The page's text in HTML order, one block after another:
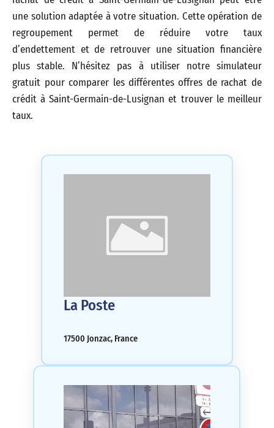
une solution adaptée à votre situation. Cette opération de
regroupement permet de réduire votre taux
d’endettement et de retrouver une situation financière
plus stable. N’hésitez pas à utiliser notre simulateur
gratuit pour comparer les différentes offres de rachat de
crédit à Saint-Germain-de-Lusignan et trouver le meilleur
taux.
La Poste
17500 Jonzac, France